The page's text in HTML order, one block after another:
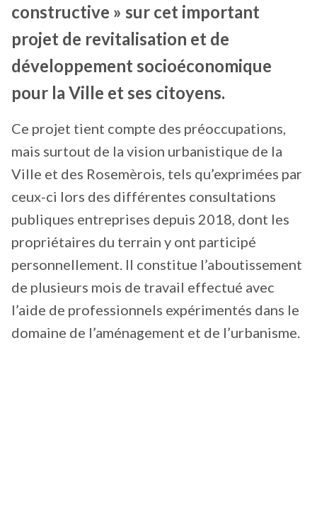
constructive » sur cet important
projet de revitalisation et de
développement socioéconomique
pour la Ville et ses citoyens.
Ce projet tient compte des préoccupations,
mais surtout de la vision urbanistique de la
Ville et des Rosemèrois, tels qu’exprimées par
ceux-ci lors des différentes consultations
publiques entreprises depuis 2018, dont les
propriétaires du terrain y ont participé
personnellement. Il constitue l’aboutissement
de plusieurs mois de travail effectué avec
l’aide de professionnels expérimentés dans le
domaine de l’aménagement et de l’urbanisme.